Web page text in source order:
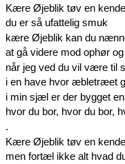
Kære Øjeblik tøv en kende
du er så ufattelig smuk
kære Øjeblik kan du
at gå videre mod ophør
når jeg ved du vil være til
i en have hvor æbletræet
i min sjæl er der bygget
hvor du bor, hvor du bor,
.
Kære Øjeblik tøv en kende
men fortæl ikke alt hvad